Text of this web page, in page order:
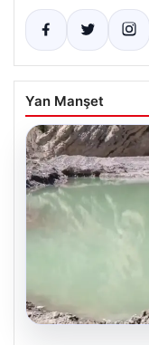
Yan Manşet